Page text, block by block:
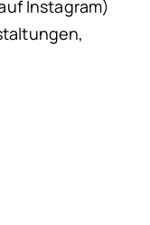
Instagram)